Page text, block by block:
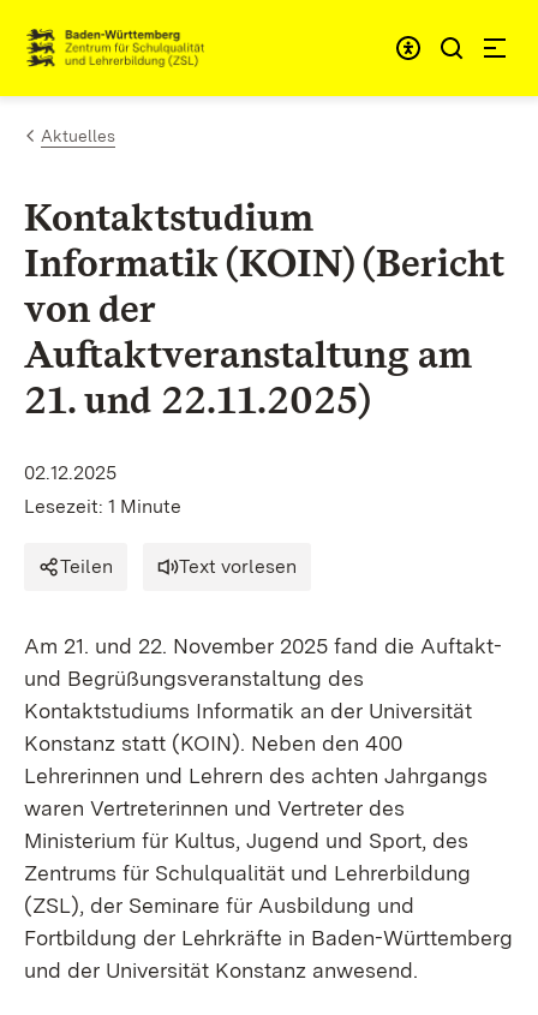
Zum Inhalt springen
Link zur Startseite
Aktuelles
Kontaktstudium
Informatik (KOIN) (Bericht
von der
Auftaktveranstaltung am
21. und 22.11.2025)
02.12.2025
Lesezeit: 1 Minute
Teilen Text vorlesen
Am 21. und 22. November 2025 fand die Auftakt-
und Begrüßungsveranstaltung des
Kontaktstudiums Informatik an der Universität
Konstanz statt (KOIN). Neben den 400
Lehrerinnen und Lehrern des achten Jahrgangs
waren Vertreterinnen und Vertreter des
Ministerium für Kultus, Jugend und Sport, des
Zentrums für Schulqualität und Lehrerbildung
(ZSL), der Seminare für Ausbildung und
Fortbildung der Lehrkräfte in Baden-Württemberg
und der Universität Konstanz anwesend.